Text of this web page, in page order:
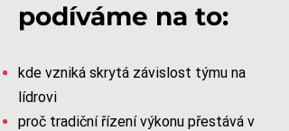
podíváme na to:
kde vzniká skrytá závislost týmu na
lídrovi
proč tradiční řízení výkonu přestává v